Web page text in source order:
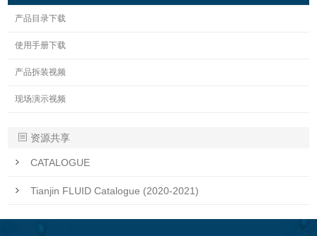
产品目录下载
使用手册下载
产品拆装视频
现场演示视频
资源共享
CATALOGUE
Tianjin FLUID Catalogue (2020-2021)